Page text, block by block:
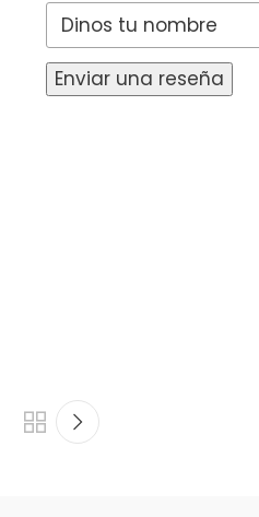
Enviar una reseña